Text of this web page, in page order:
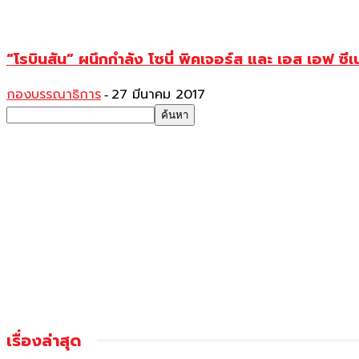
“โรบินสัน” ผนึกกำลัง โซนี่ พิคเจอร์ส และ เอส เอฟ
กองบรรณาธิการ - 27 มีนาคม 2017
เรื่องล่าสุด